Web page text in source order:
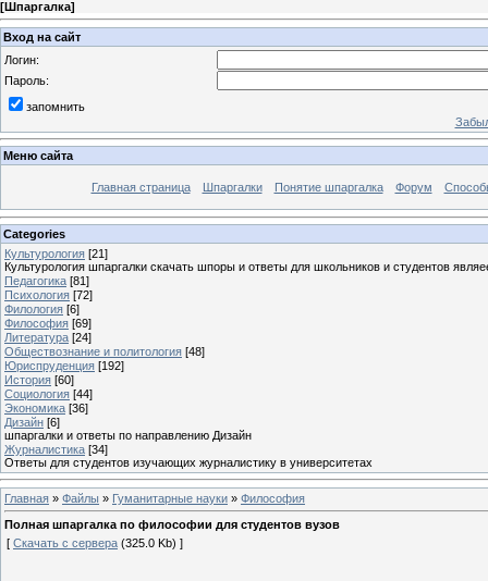
[Шпаргалка]
Вход на сайт
Логин:
Пароль:
запомнить
Меню сайта
Главная страница Шпаргалки Понятие шпаргалка Форум
Categories
Культурология [21]
Культурология шпаргалки скачать шпоры и ответы для школьников и студентов
Педагогика [81]
Психология [72]
Филология [6]
Философия [69]
Литература [24]
Обществознание и политология [48]
Юриспруденция [192]
История [60]
Социология [44]
Экономика [36]
Дизайн [6]
шпаргалки и ответы по направлению Дизайн
Журналистика [34]
Ответы для студентов изучающих журналистику в университетах
Главная » Файлы » Гуманитарные науки » Философия
Полная шпаргалка по философии для студентов вузов
[ Скачать с сервера (325.0 Kb) ]